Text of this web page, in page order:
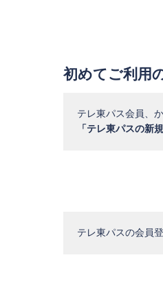
初めてご利用
テレ東パス会員、
「テレ東パスの新
テレ東パスの会員